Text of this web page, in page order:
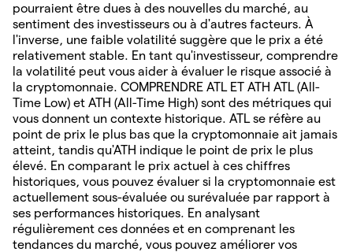
pourraient être dues à des nouvelles du marché, au
sentiment des investisseurs ou à d'autres facteurs. À
l'inverse, une faible volatilité suggère que le prix a été
relativement stable. En tant qu'investisseur, comprendre
la volatilité peut vous aider à évaluer le risque associé à
la cryptomonnaie. COMPRENDRE ATL ET ATH ATL (All-
Time Low) et ATH (All-Time High) sont des métriques qui
vous donnent un contexte historique. ATL se réfère au
point de prix le plus bas que la cryptomonnaie ait jamais
atteint, tandis qu'ATH indique le point de prix le plus
élevé. En comparant le prix actuel à ces chiffres
historiques, vous pouvez évaluer si la cryptomonnaie est
actuellement sous-évaluée ou surévaluée par rapport à
ses performances historiques. En analysant
régulièrement ces données et en comprenant les
tendances du marché, vous pouvez améliorer vos